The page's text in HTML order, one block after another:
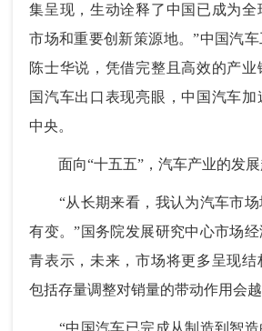
集呈现，生动诠释了中国已成为
市场和重要创新策源地。”中国汽
陈士华说，凭借完整且高效的产
国汽车出口表现亮眼，中国汽车
中央。
面向“十五五”，汽车产业的发展
“从长期来看，我认为汽车市场
有变。”国务院发展研究中心市场
青表示，未来，市场将更多呈现结
包括存量调整对销量的带动作用会越
“中国汽车已完成从制造到智造